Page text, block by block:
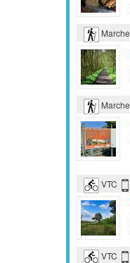
Marche
Marche
VTC
VTC